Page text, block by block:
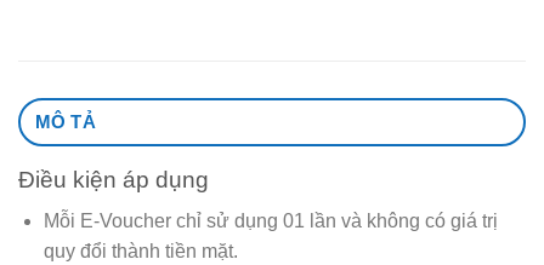
MÔ TẢ
Điều kiện áp dụng
Mỗi E-Voucher chỉ sử dụng 01 lần và không có giá trị
quy đổi thành tiền mặt.